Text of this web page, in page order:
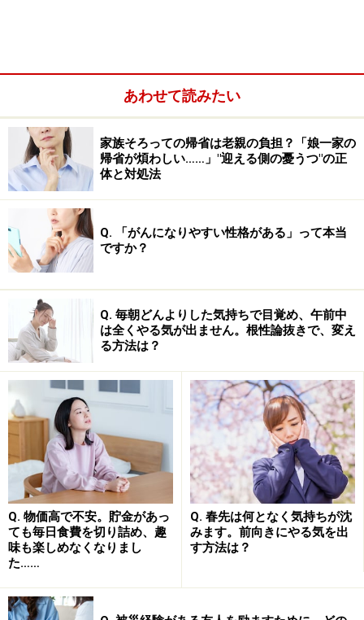
育児ノイローゼを防ぐには、ストレスをためない考え方、生
活の仕方を取り入れることが大切です
心が育児ノイローゼに向かっていくと、気持ちに余裕が
持てなくなり、苛立ちや不安が募ったり、あせりが強く
なったりすることがあります。
そのため、子どもが粗相をしたときに「なんでこんなこ
とするの！」と激しい口調で叱ったり、その時の苛立ち
から、思いがけず手が出そうになってしまうこともある
かもしれません。後からそんな自分を後悔して、「私は
母親失格なのかもしれない」と落ち込み、自信が持てな
くなることもあるかもしれません。
あわせて読みたい
家族そろっての帰省は老親の負担？「娘一家の
帰省が煩わしい……」"迎える側の憂うつ"の正
体と対処法
Q. 「がんになりやすい性格がある」って本当
ですか？
Q. 毎朝どんよりした気持ちで目覚め、午前中
は全くやる気が出ません。根性論抜きで、変え
る方法は？
Q. 物価高で不安。貯金があっ
ても毎日食費を切り詰め、趣
味も楽しめなくなりまし
た……
Q. 春先は何となく気持ちが沈
みます。前向きにやる気を出
す方法は？